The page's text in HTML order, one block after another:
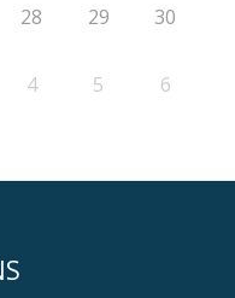
28 29 30
4 5 6